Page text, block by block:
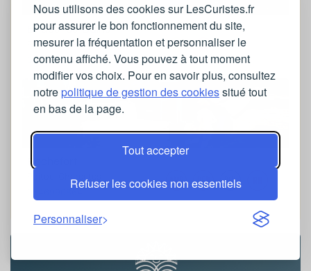
Nous utilisons des cookies sur LesCuristes.fr
pour assurer le bon fonctionnement du site,
mesurer la fréquentation et personnaliser le
contenu affiché. Vous pouvez à tout moment
modifier vos choix. Pour en savoir plus, consultez
notrepolitique de gestion des cookiessitué tout
en bas de la page.
Tout accepter
Refuser les cookies non essentiels
Personnaliser
Brides-les-Bains
Rhône-Alpes
0479552344